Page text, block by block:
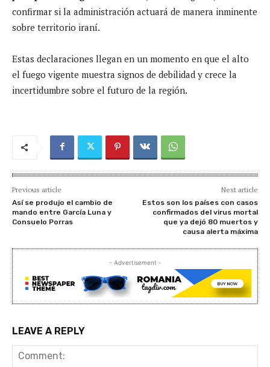
confirmar si la administración actuará de manera inminente
sobre territorio iraní.
Estas declaraciones llegan en un momento en que el alto
el fuego vigente muestra signos de debilidad y crece la
incertidumbre sobre el futuro de la región.
Previous article
Así se produjo el cambio de
mando entre García Luna y
Consuelo Porras
Next article
Estos son los países con casos
confirmados del virus mortal
que ya dejó 80 muertos y
causa alerta máxima
- Advertisement -
LEAVE A REPLY